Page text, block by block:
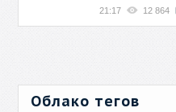
21:17 12 864
Облако тегов